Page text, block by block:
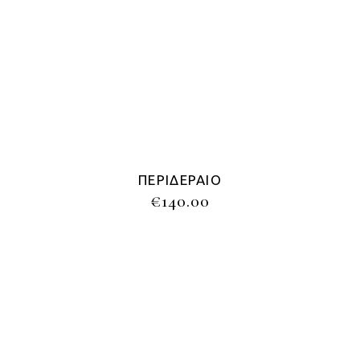
ΠΕΡΙΔΈΡΑΙΟ
€140.00